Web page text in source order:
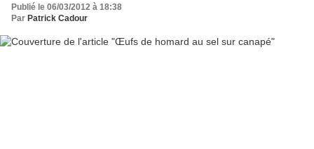
Publié le 06/03/2012 à 18:38
Par Patrick Cadour